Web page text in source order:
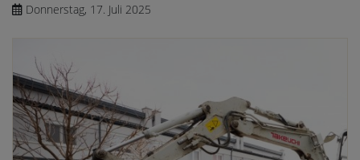
Donnerstag, 17. Juli 2025